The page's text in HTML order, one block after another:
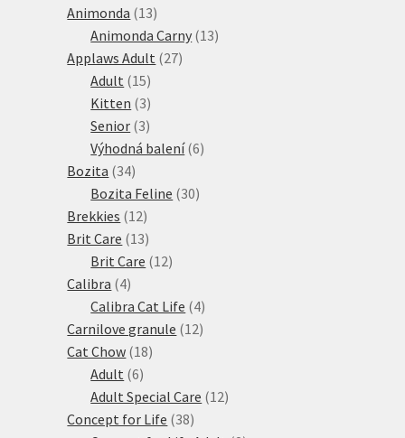
Animonda 1313
produktů
Animonda Carny 1313
Applaws Adult 2727
Adult 1515
produktů
Kitten 33
produkty
Senior 33
produkty
Výhodná balení 66
Bozita 3434
produktů
Bozita Feline 3030
Brekkies 1212
produktů
Brit Care 1313
produktů
Brit Care 1212
Calibra 44
produkty
Calibra Cat Life 44
produkty
Carnilove granule 1212
Cat Chow 1818
Adult 66
produktů
Adult Special Care 1212
Concept for Life 3838